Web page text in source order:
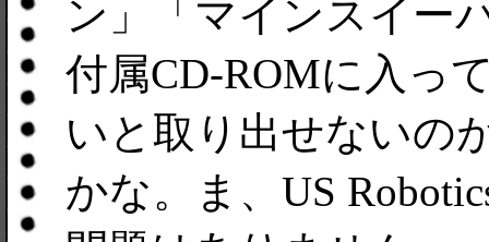
ン」「マインスイー
付属CD-ROMに入っ
いと取り出せないの
かな。ま、US